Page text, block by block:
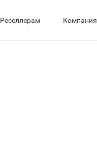
Реселлерам Компания